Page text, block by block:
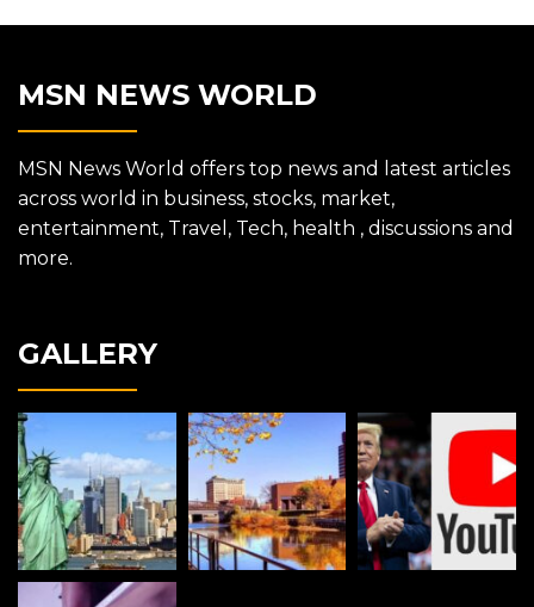
MSN NEWS WORLD
MSN News World offers top news and latest articles
across world in business, stocks, market,
entertainment, Travel, Tech, health , discussions and
more.
GALLERY